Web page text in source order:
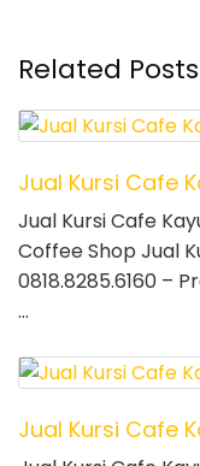
Related Posts
Jual Kursi Cafe
Jual Kursi Cafe
Coffee Shop Jual
0818.8285.6160 –
…
Jual Kursi Cafe